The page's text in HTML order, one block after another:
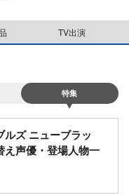
TV出演
特集
ズ ニューブラッ
え声優・登場人物一